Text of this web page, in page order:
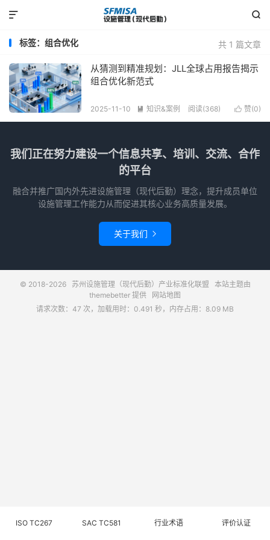


共 1 篇文章
标签：组合优化
从猜测到精准规划：JLL全球占用报告揭示
组合优化新范式
 赞(0)
2025-11-10  知识&案例 阅读(368)
我们正在努力建设一个信息共享、培训、交流、合作
的平台
融合并推广国内外先进设施管理（现代后勤）理念，提升成员单位
设施管理工作能力从而促进其核心业务高质量发展。
关于我们 
© 2018-2026 苏州设施管理（现代后勤）产业标准化联盟 本站主题由
themebetter 提供
网站地图
请求次数：47 次，加载用时：0.491 秒，内存占用：8.09 MB
ISO TC267 SAC TC581 行业术语 评价认证